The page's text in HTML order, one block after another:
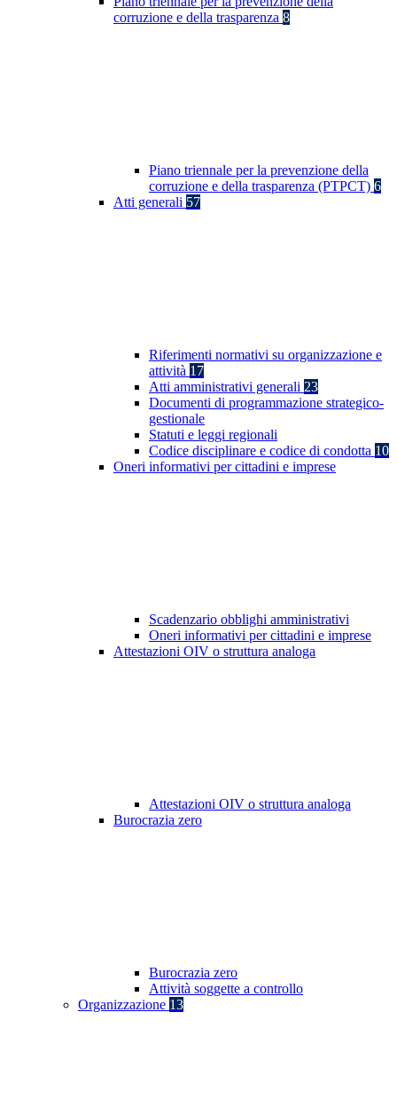
corruzione e della trasparenza 8
Piano triennale per la prevenzione della
corruzione e della trasparenza (PTPCT) 6
Atti generali 57
Riferimenti normativi su organizzazione e
attività 17
Atti amministrativi generali 23
Documenti di programmazione strategico-
gestionale
Statuti e leggi regionali
Codice disciplinare e codice di condotta 10
Oneri informativi per cittadini e imprese
Scadenzario obblighi amministrativi
Oneri informativi per cittadini e imprese
Attestazioni OIV o struttura analoga
Attestazioni OIV o struttura analoga
Burocrazia zero
Burocrazia zero
Attività soggette a controllo
Organizzazione 13